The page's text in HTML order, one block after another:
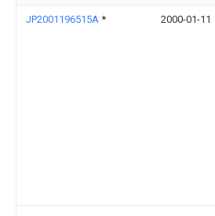
JP2001196515A * 2000-01-11